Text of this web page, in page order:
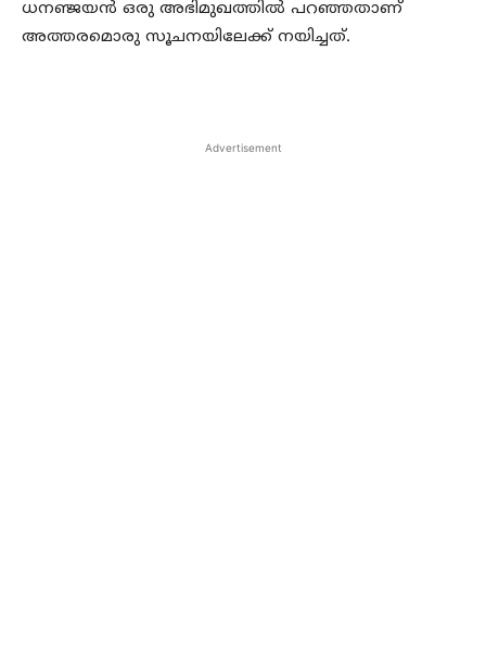
ധനഞ്ജയന്‍ ഒരു അഭിമുഖത്തില്‍ പറഞ്ഞതാണ്
അത്തരമൊരു സൂചനയിലേക്ക് നയിച്ചത്.
Advertisement